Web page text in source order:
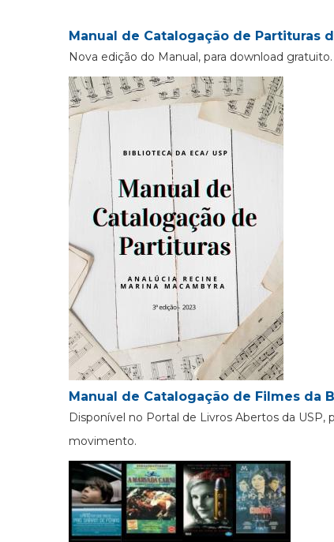
Manual de Catalogação de Partituras
Nova edição do Manual, para download
Manual de Catalogação de Filmes da
Disponível no Portal de Livros Abertos da
movimento.